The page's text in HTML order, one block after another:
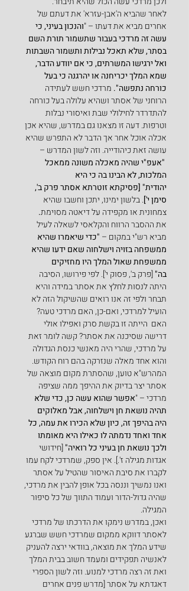
לאחר שהביא ה'אבן-עזרא' את דעתם של
אחרים מביא את דעתו – "והנכון בעיני, כי
עשה זה מרדכי בעבור שתשמור תורת השם
בסתר, שלא תאכל נבילות ותשמור השבתות
ואל ירגישו המשרתים, כי אם יוודע הדבר,
שמא המלך יכריחנה או יהרגנה כי בעל
כורחה נתפשה". מרדכי חשש לעתידה
הרוחני של אסתר ושהיא עלולה בעל כורחה
להתדרדר לחילולי שבת ואיסורי נבלות
וטרפות. דעה זו מצאנו גם במדרש, שהיא אכן
אכלה אוכל אחר אך הדבר לא התפרש שהיא
עושה זאת כיהודייה. וזה לשון המדרש –
"אעפ"י שהיה מאכלה משונה ממאכל
המלכות, לא הבינו בה כי היא
יהודית" [פסיקתא זוטרתא אסתר פרק ב',
סימן י']. בלשון ימינו, יתכן וחשבו שהיא
צמחונית או מקפידה על דיאטה מסוימת.
את ההסבר הרווח והקלאסי לשאלה לעיל
מביא רש"י במקום – "כדי שיאמרו שהיא
ממשפחה בזויה וישלחוה שאם ידעו שהיא
ממשפחת שאול המלך היו מחזיקים
בה" [פרק ב', פסוק י']. לפי פירושו, הסיבה
היתה לנסות לחלץ את אסתר במידה והיא
תבחר ולפי זה אנו רואים שהשיקול הזה לא
הועיל למרדכי, ואם-כן, האם מרדכי טעה?
האם  הייתה זו בקשת סרק ואפילו אולי
דרישה שסיכנה את אסתר? קשה לומר זאת
על מרדכי, שהרי היה מאנשי כנסת הגדולה
והוא אחד מאלה שנזרקה בהם רוח הקודש.
המהרש"א טוען, שהסתרת מקום מוצאה של
אסתר יצר בדיוק את ההיפך ממה שציפה
מרדכי – "אפשר שהוא עשה כן, כדי שלא
תהיה נושאת חן וישלחוה, אבל מאלוקים
היה בהיפך זה, כיון שלא הכירו את עמה, כל
אחד ואחד נדמתה לו כאילו היא מאומתו
ולכך נושאת חן בעיני כל רואיה" [חידושי
אגדות מגילה ז'.]. אין ספק, שמרדכי לקח עמו
לקברו את סיבת האיסור שהטיל על אסתר
ואנו נמשיך וננסה בכל אופן להבין את מרדכי,
שהיה גדול-הדור ועמוד התווך של כל סיפור
המגילה.
ואכן, במדרש נימקו את הדרכתו של מרדכי
לאסתר דווקא ממקום שמרדכי חשש שברגע
שידע המלך את מוצאה, בוודאי ירצה להעניק
לאנשיה תפקידים ומעמד חשוב בבית המלך
ואת זה רצה מרדכי למנוע. וזה לשון הספרי
דאגדתא על אסתר [מדרש פנים אחרים